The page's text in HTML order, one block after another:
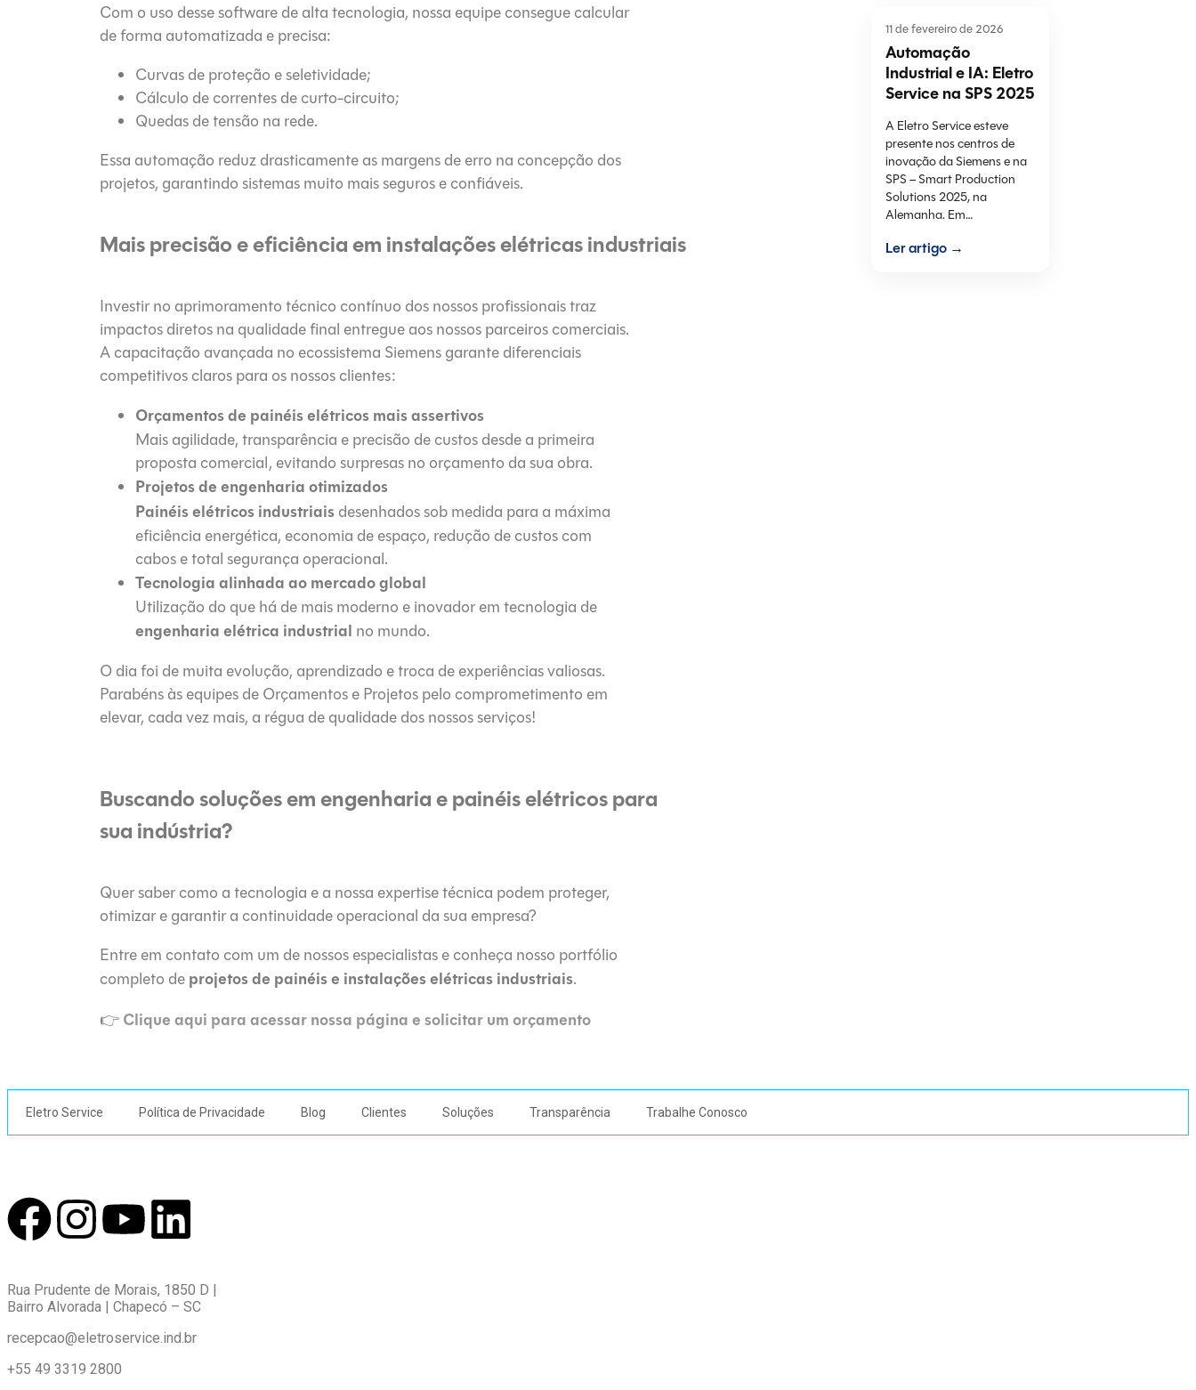
Com o uso desse software de alta tecnologia, nossa equipe consegue calcular
de forma automatizada e precisa:
Curvas de proteção e seletividade;
Cálculo de correntes de curto-circuito;
Quedas de tensão na rede.
Essa automação reduz drasticamente as margens de erro na concepção dos
projetos, garantindo sistemas muito mais seguros e confiáveis.
Mais precisão e eficiência em instalações elétricas industriais
Investir no aprimoramento técnico contínuo dos nossos profissionais traz
impactos diretos na qualidade final entregue aos nossos parceiros comerciais.
A capacitação avançada no ecossistema Siemens garante diferenciais
competitivos claros para os nossos clientes:
Orçamentos de painéis elétricos mais assertivos
Mais agilidade, transparência e precisão de custos desde a primeira
proposta comercial, evitando surpresas no orçamento da sua obra.
Projetos de engenharia otimizados
Painéis elétricos industriaisdesenhados sob medida para a máxima
eficiência energética, economia de espaço, redução de custos com
cabos e total segurança operacional.
Tecnologia alinhada ao mercado global
Utilização do que há de mais moderno e inovador em tecnologia de
engenharia elétrica industrial no mundo.
O dia foi de muita evolução, aprendizado e troca de experiências valiosas.
Parabéns às equipes de Orçamentos e Projetos pelo comprometimento em
elevar, cada vez mais, a régua de qualidade dos nossos serviços!
Buscando soluções em engenharia e painéis elétricos para
sua indústria?
Quer saber como a tecnologia e a nossa expertise técnica podem proteger,
otimizar e garantir a continuidade operacional da sua empresa?
Entre em contato com um de nossos especialistas e conheça nosso portfólio
completo deprojetos de painéis e instalações elétricas industriais.
👉Clique aqui para acessar nossa página e solicitar um orçamento
11 de fevereiro de 2026
Automação
Industrial e IA: Eletro
Service na SPS 2025
A Eletro Service esteve
presente nos centros de
inovação da Siemens e na
SPS – Smart Production
Solutions 2025, na
Alemanha. Em…
Ler artigo →
Eletro Service Política de Privacidade Blog Clientes Soluções Transparência Trabalhe Conosco
Rua Prudente de Morais, 1850 D |
Bairro Alvorada | Chapecó – SC
recepcao@eletroservice.ind.br
+55 49 3319 2800